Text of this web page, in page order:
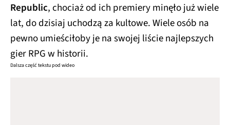
Republic, chociaż od ich premiery minęło już wiele
lat, do dzisiaj uchodzą za kultowe. Wiele osób na
pewno umieściłoby je na swojej liście najlepszych
gier RPG w historii.
Dalsza część tekstu pod wideo